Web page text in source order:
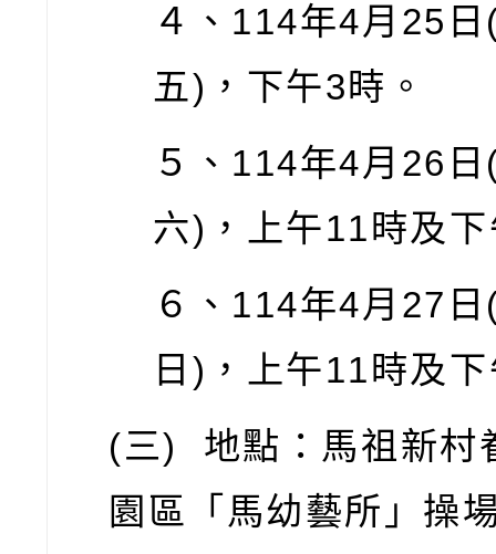
４、 114年4月 25 日
五) ，下午3時。
５、 114年4月 26 日
六) ，上午11 時及
６、 114年4月 27 日
日 ) ，上午11 時及
(三) 地點：馬祖新村
園區「馬幼藝所」操